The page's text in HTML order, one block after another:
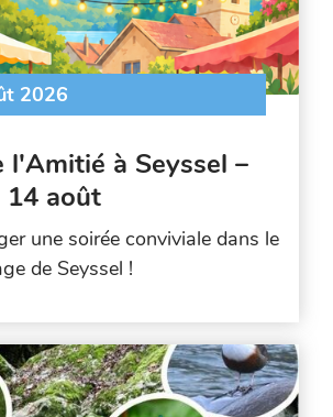
2026
l'Amitié à Seyssel –
14 août
une soirée conviviale dans le
de Seyssel !